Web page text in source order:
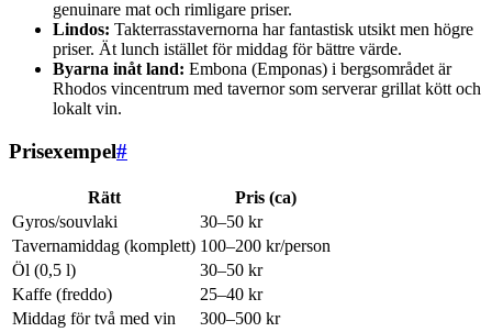
genuinare mat och rimligare priser.
Lindos: Takterrasstavernorna har fantastisk utsikt men högre
priser. Ät lunch istället för middag för bättre värde.
Byarna inåt land: Embona (Emponas) i bergsområdet är
Rhodos vincentrum med tavernor som serverar grillat kött och
lokalt vin.
Prisexempel#
Rätt
Pris (ca)
Gyros/souvlaki
30–50 kr
Tavernamiddag (komplett) 100–200 kr/person
Öl (0,5 l)
30–50 kr
Kaffe (freddo)
25–40 kr
Middag för två med vin
300–500 kr